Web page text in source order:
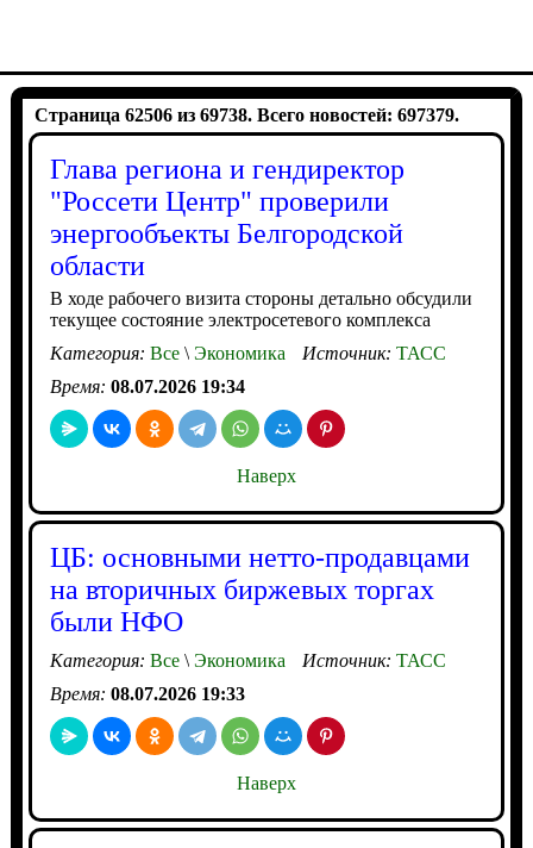
Страница 62506 из 69738. Всего новостей: 697379.
Глава региона и гендиректор
"Россети Центр" проверили
энергообъекты Белгородской
области
В ходе рабочего визита стороны детально обсудили
текущее состояние электросетевого комплекса
Категория: Все\Экономика Источник: ТАСС
Время: 08.07.2026 19:34
Наверх
ЦБ: основными нетто-продавцами
на вторичных биржевых торгах
были НФО
Категория: Все\Экономика Источник: ТАСС
Время: 08.07.2026 19:33
Наверх